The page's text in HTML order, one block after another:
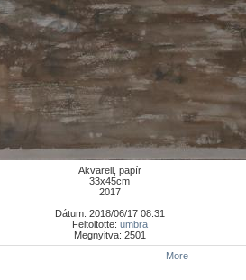
Akvarell, papír
33x45cm
2017
Dátum: 2018/06/17 08:31
Feltöltötte: umbra
Megnyitva: 2501
More